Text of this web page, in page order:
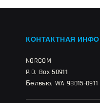
КОНТАКТНАЯ
NORCOM
P.O. Box 50911
Белвью, WA 98015-0911